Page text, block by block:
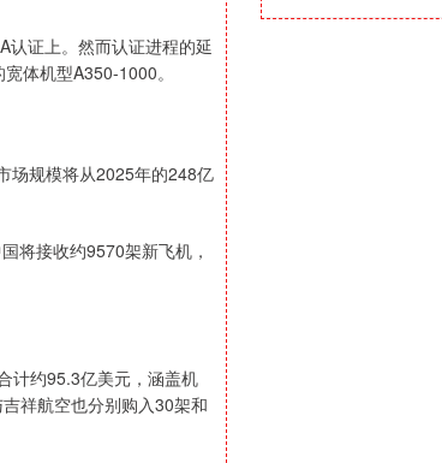
认证上。然而认证进程的延
体机型A350-1000。
场规模将从2025年的248亿
将接收约9570架新飞机，
计约95.3亿美元，涵盖机
祥航空也分别购入30架和